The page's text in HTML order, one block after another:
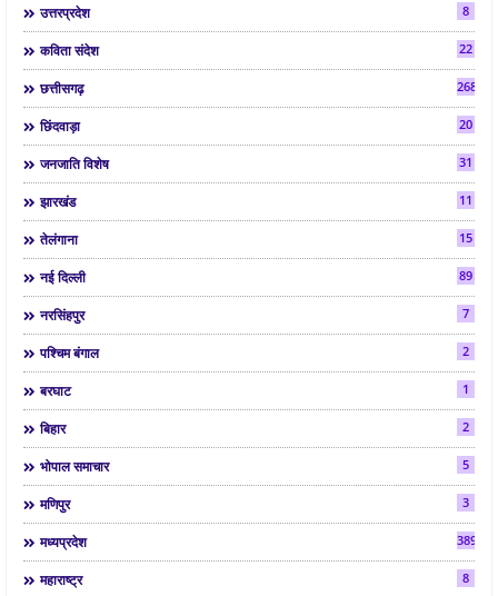
उत्तरप्रदेश 8
कविता संदेश 22
छत्तीसगढ़ 268
छिंदवाड़ा 20
जनजाति विशेष 31
झारखंड 11
तेलंगाना 15
नई दिल्ली 89
नरसिंहपुर 7
पश्चिम बंगाल 2
बरघाट 1
बिहार 2
भोपाल समाचार 5
मणिपुर 3
मध्यप्रदेश 3892
महाराष्ट्र 8